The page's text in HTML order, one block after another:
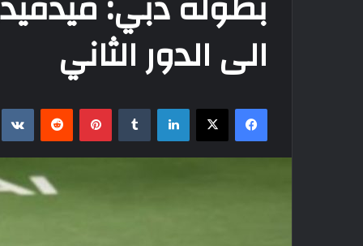
الى الدور الثاني
فيسبوك ‫X لينكدإن بينتيريست